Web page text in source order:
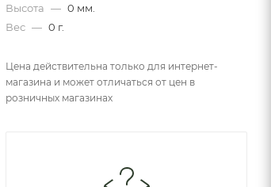
Высота — 0 мм.
Вес — 0 г.
Цена действительна только для интернет-
магазина и может отличаться от цен в
розничных магазинах